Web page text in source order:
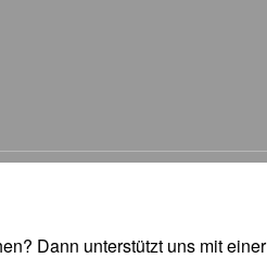
Dann unterstützt uns mit